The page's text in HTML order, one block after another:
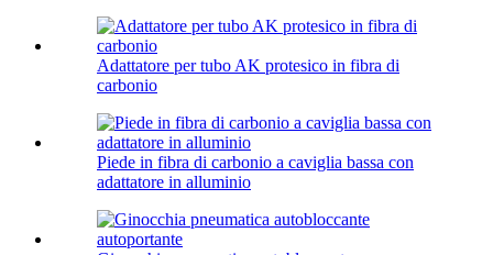
Adattatore per tubo AK protesico in fibra di
carbonio
Piede in fibra di carbonio a caviglia bassa con
adattatore in alluminio